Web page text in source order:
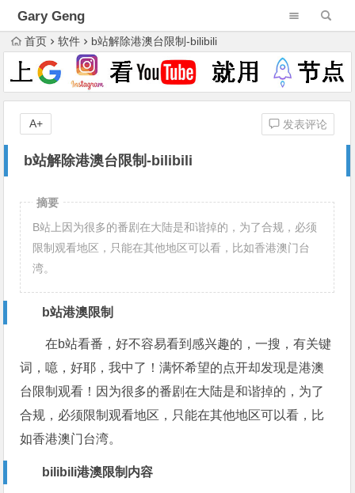
Gary Geng
首页 软件 b站解除港澳台限制-bilibili
b站解除港澳台限制-bilibili
发表评论
A+
摘要
B站上因为很多的番剧在大陆是和谐掉的，为了合规，必须
限制观看地区，只能在其他地区可以看，比如香港澳门台
湾。
b站港澳限制
在b站看番，好不容易看到感兴趣的，一搜，有关键
词，噫，好耶，我中了！满怀希望的点开却发现是港澳
台限制观看！因为很多的番剧在大陆是和谐掉的，为了
合规，必须限制观看地区，只能在其他地区可以看，比
如香港澳门台湾。
bilibili港澳限制内容